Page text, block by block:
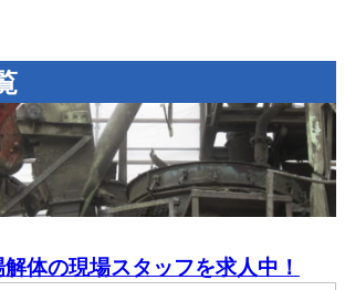
体の現場スタッフを求人中！